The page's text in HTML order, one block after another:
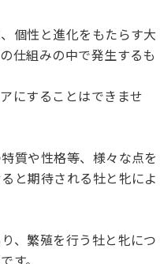
個性と進化をもたらす大
仕組みの中で発生するも
にすることはできませ
質や性格等、様々な点を
と期待される牡と牝によ
、繁殖を行う牡と牝につ